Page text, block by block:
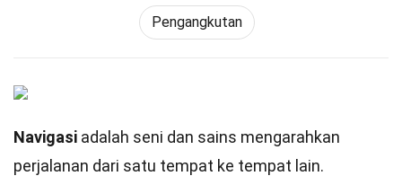
Pengangkutan
Navigasi adalah seni dan sains mengarahkan
perjalanan dari satu tempat ke tempat lain.